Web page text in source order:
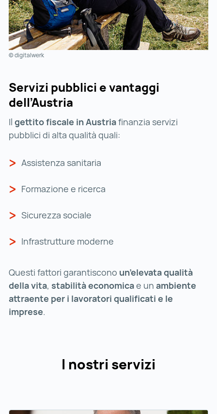
© digitalwerk
Servizi pubblici e vantaggi
dell’Austria
Il gettito fiscale in Austriafinanzia servizi
pubblici di alta qualità quali:
Assistenza sanitaria
Formazione e ricerca
Sicurezza sociale
Infrastrutture moderne
Questi fattori garantiscono un’elevata qualità
della vita, stabilità economicae un ambiente
attraente per i lavoratori qualificati e le
imprese.
I nostri servizi